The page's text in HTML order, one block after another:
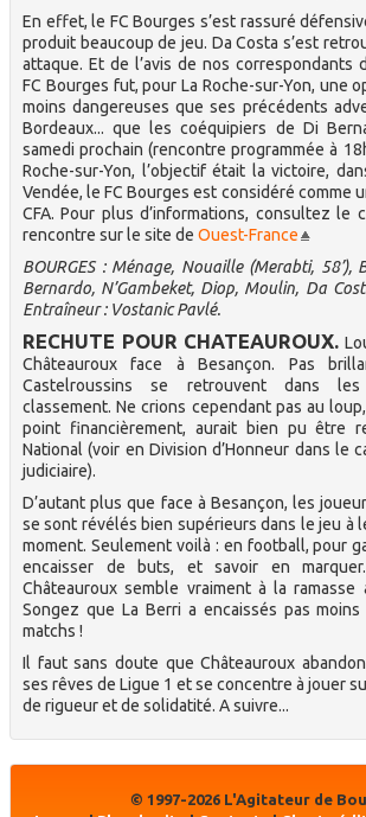
En effet, le FC Bourges s’est rassuré
produit beaucoup de jeu. Da Costa s’est
attaque. Et de l’avis de nos correspondants
FC Bourges fut, pour La Roche-sur-Yon, une
moins dangereuses que ses précédents
Bordeaux... que les coéquipiers de Di
samedi prochain (rencontre programmée à
Roche-sur-Yon, l’objectif était la victoire,
Vendée, le FC Bourges est considéré comme
CFA. Pour plus d’informations, consultez le
rencontre sur le site de Ouest-France
BOURGES : Ménage, Nouaille (Merabti, 58’),
Bernardo, N’Gambeket, Diop, Moulin, Da
Entraîneur : Vostanic Pavlé.
RECHUTE POUR CHATEAUROUX.
Châteauroux face à Besançon. Pas
Castelroussins se retrouvent dans
classement. Ne crions cependant pas au
point financièrement, aurait bien pu être
National (voir en Division d’Honneur dans le
judiciaire).
D’autant plus que face à Besançon, les
se sont révélés bien supérieurs dans le jeu à
moment. Seulement voilà : en football, pour
encaisser de buts, et savoir en
Châteauroux semble vraiment à la ramasse
Songez que La Berri a encaissés pas
matchs !
Il faut sans doute que Châteauroux
ses rêves de Ligue 1 et se concentre à jouer
de rigueur et de solidatité. A suivre...
© 1997-2026 L'Agitateur de